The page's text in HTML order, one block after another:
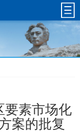
要素市场化
案的批复